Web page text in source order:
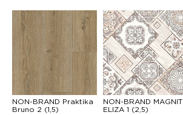
NON-BRAND Praktika
Bruno 2 (1,5)
NON-BRAND MAGNIT
ELIZA 1 (2,5)